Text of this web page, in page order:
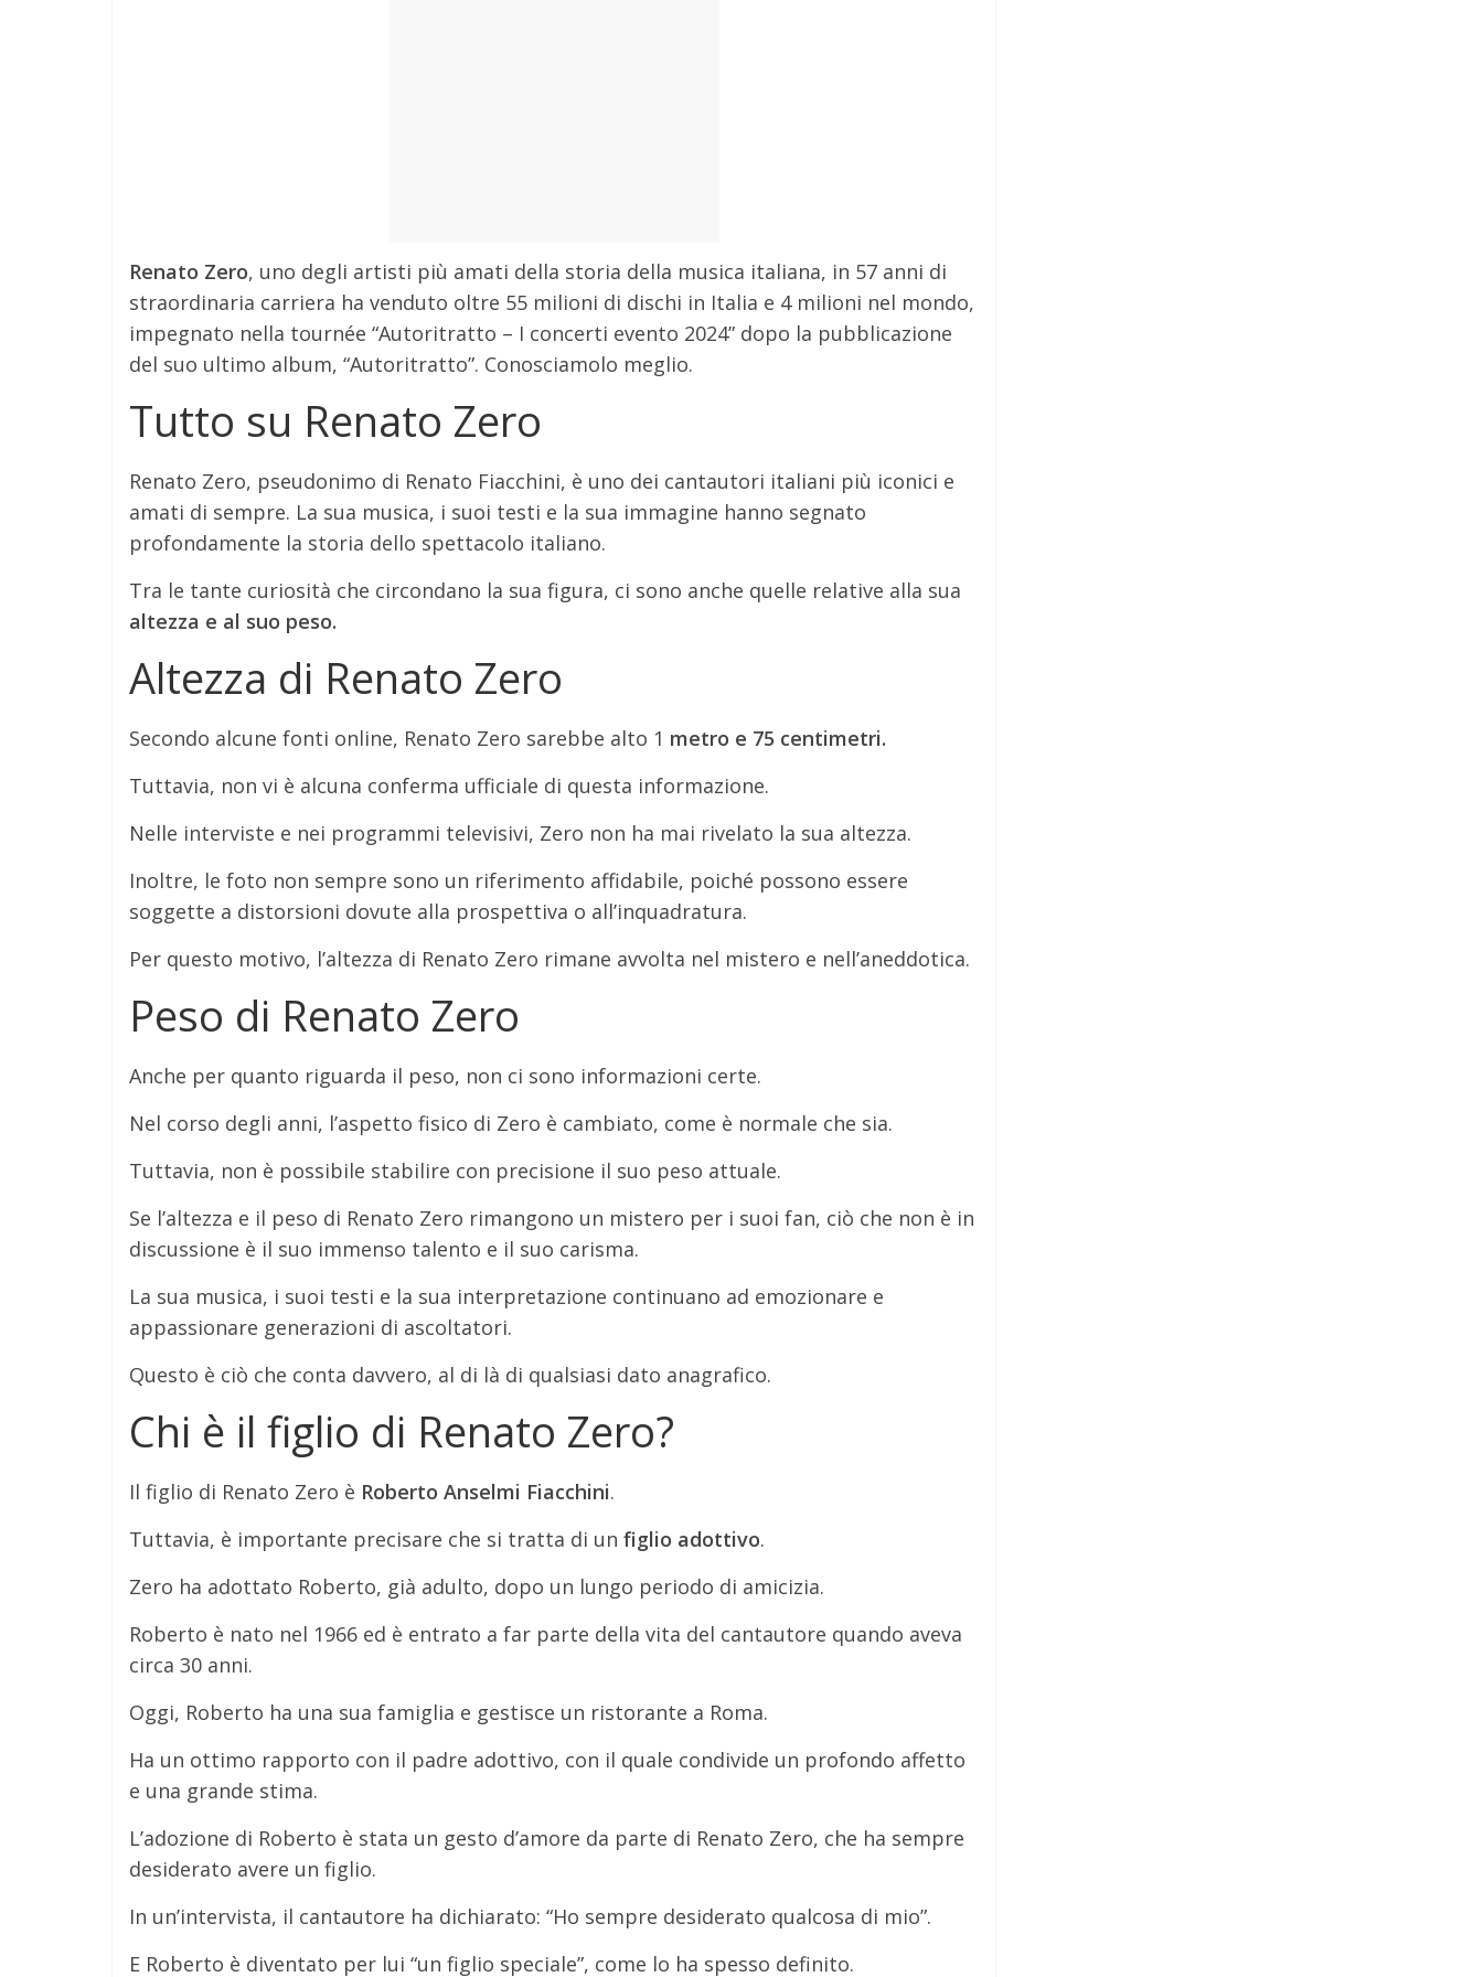
Renato Zero, uno degli artisti più amati della storia della musica italiana, in 57 anni di
straordinaria carriera ha venduto oltre 55 milioni di dischi in Italia e 4 milioni nel mondo,
impegnato nella tournée “Autoritratto – I concerti evento 2024” dopo la pubblicazione
del suo ultimo album, “Autoritratto”. Conosciamolo meglio.
Tutto su Renato Zero
Renato Zero, pseudonimo di Renato Fiacchini, è uno dei cantautori italiani più iconici e
amati di sempre. La sua musica, i suoi testi e la sua immagine hanno segnato
profondamente la storia dello spettacolo italiano.
Tra le tante curiosità che circondano la sua figura, ci sono anche quelle relative alla sua
altezza e al suo peso.
Altezza di Renato Zero
Secondo alcune fonti online, Renato Zero sarebbe alto 1 metro e 75 centimetri.
Tuttavia, non vi è alcuna conferma ufficiale di questa informazione.
Nelle interviste e nei programmi televisivi, Zero non ha mai rivelato la sua altezza.
Inoltre, le foto non sempre sono un riferimento affidabile, poiché possono essere
soggette a distorsioni dovute alla prospettiva o all’inquadratura.
Per questo motivo, l’altezza di Renato Zero rimane avvolta nel mistero e nell’aneddotica.
Peso di Renato Zero
Anche per quanto riguarda il peso, non ci sono informazioni certe.
Nel corso degli anni, l’aspetto fisico di Zero è cambiato, come è normale che sia.
Tuttavia, non è possibile stabilire con precisione il suo peso attuale.
Se l’altezza e il peso di Renato Zero rimangono un mistero per i suoi fan, ciò che non è in
discussione è il suo immenso talento e il suo carisma.
La sua musica, i suoi testi e la sua interpretazione continuano ad emozionare e
appassionare generazioni di ascoltatori.
Questo è ciò che conta davvero, al di là di qualsiasi dato anagrafico.
Chi è il figlio di Renato Zero?
Il figlio di Renato Zero è Roberto Anselmi Fiacchini.
Tuttavia, è importante precisare che si tratta di un figlio adottivo.
Zero ha adottato Roberto, già adulto, dopo un lungo periodo di amicizia.
Roberto è nato nel 1966 ed è entrato a far parte della vita del cantautore quando aveva
circa 30 anni.
Oggi, Roberto ha una sua famiglia e gestisce un ristorante a Roma.
Ha un ottimo rapporto con il padre adottivo, con il quale condivide un profondo affetto
e una grande stima.
L’adozione di Roberto è stata un gesto d’amore da parte di Renato Zero, che ha sempre
desiderato avere un figlio.
In un’intervista, il cantautore ha dichiarato: “Ho sempre desiderato qualcosa di mio”.
E Roberto è diventato per lui “un figlio speciale”, come lo ha spesso definito.